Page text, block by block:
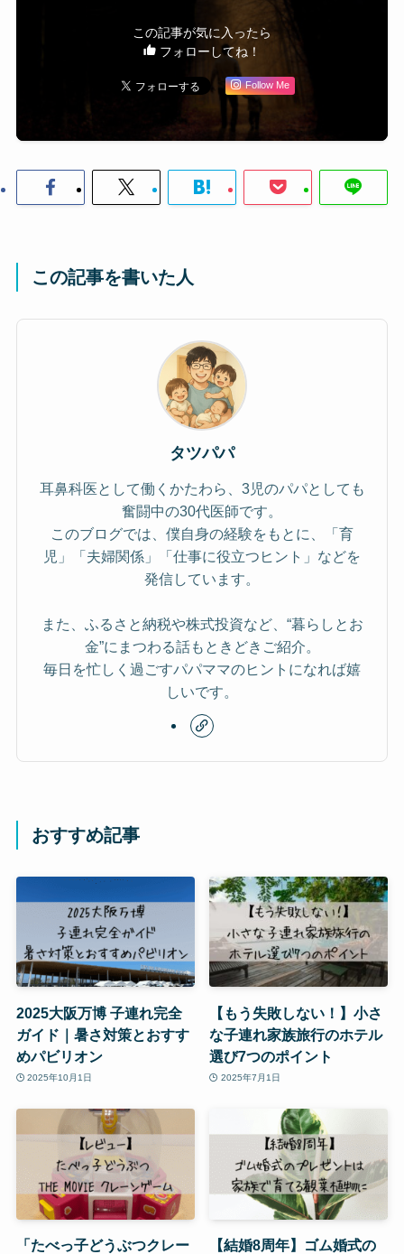
この記事が気に入ったら
フォローしてね！
Follow Me
この記事を書いた人
タツパパ
耳鼻科医として働くかたわら、3児のパパとしても
奮闘中の30代医師です。
このブログでは、僕自身の経験をもとに、「育
児」「夫婦関係」「仕事に役立つヒント」などを
発信しています。
また、ふるさと納税や株式投資など、“暮らしとお
金”にまつわる話もときどきご紹介。
毎日を忙しく過ごすパパママのヒントになれば嬉
しいです。
おすすめ記事
2025大阪万博 子連れ完全
ガイド｜暑さ対策とおすす
めパビリオン
2025年10月1日
【もう失敗しない！】小さ
な子連れ家族旅行のホテル
選び7つのポイント
2025年7月1日
「たべっ子どうぶつクレー
【結婚8周年】ゴム婚式の